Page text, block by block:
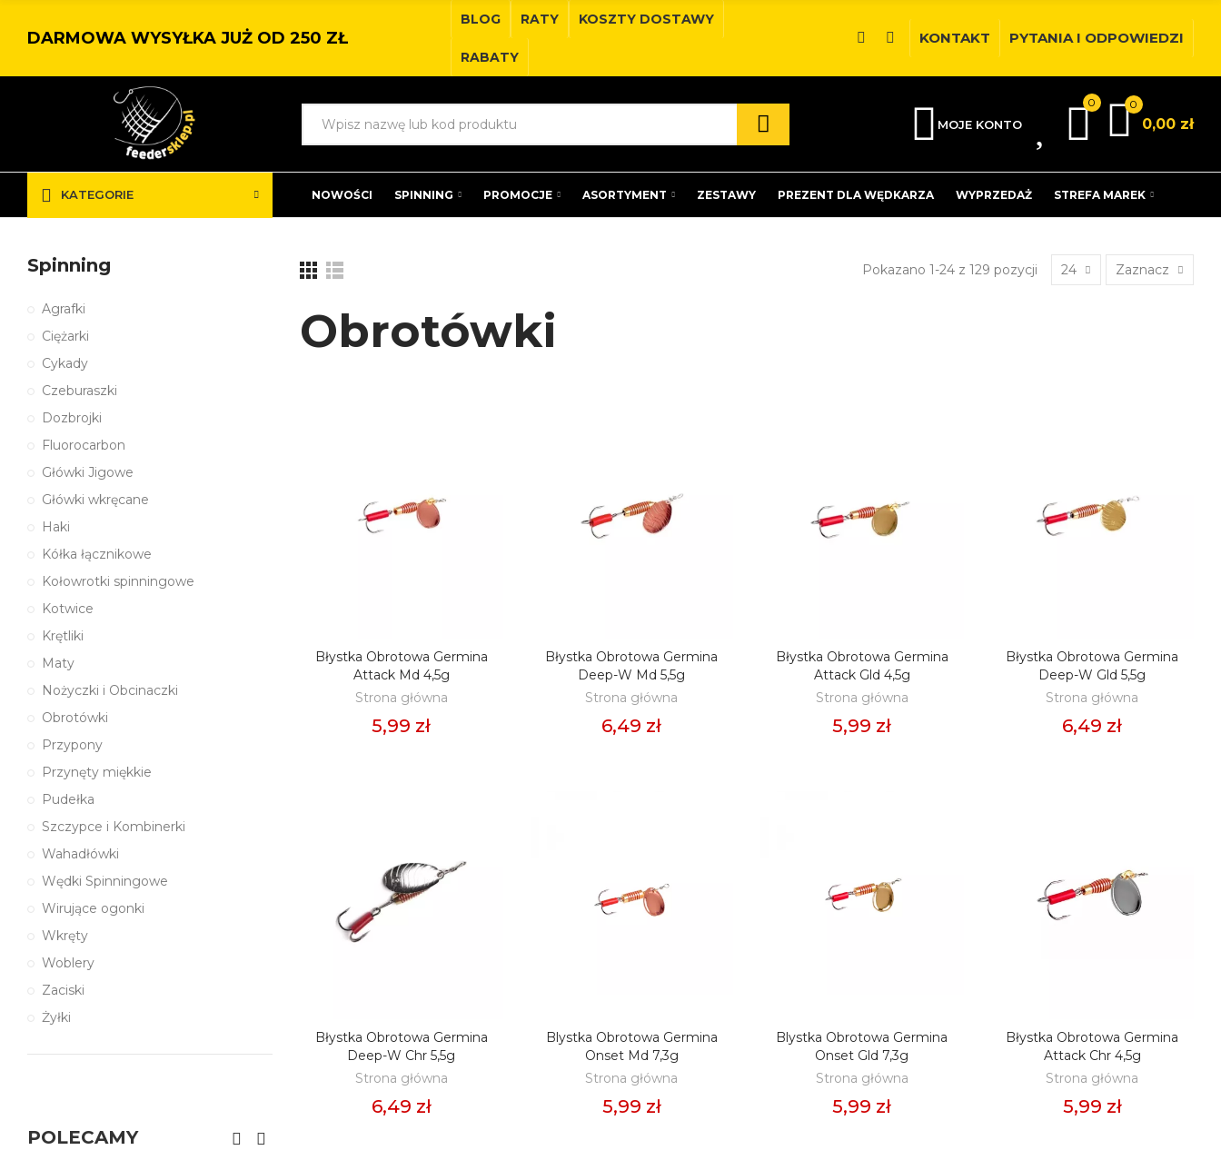
DARMOWA WYSYŁKA JUŻ OD 250 ZŁ
BLOG RATY KOSZTY DOSTAWY
RABATY
KONTAKT PYTANIA I ODPOWIEDZI
MOJE KONTO
0 0
0,00 zł
KATEGORIE NOWOŚCI SPINNING PROMOCJE ASORTYMENT ZESTAWY PREZENT DLA WĘDKARZA WYPRZEDAŻ STREFA MAREK
Pokazano 1-24 z 129 pozycji 24 Zaznacz
Obrotówki
DODAJ DO KOSZYKA
Błystka Obrotowa Germina
Attack Md 4,5g
Strona główna
5,99 zł
DODAJ DO KOSZYKA
Błystka Obrotowa Germina
Deep-W Md 5,5g
Strona główna
6,49 zł
DODAJ DO KOSZYKA
Błystka Obrotowa Germina
Attack Gld 4,5g
Strona główna
5,99 zł
DODAJ DO KOSZYKA
Błystka Obrotowa Germina
Deep-W Gld 5,5g
Strona główna
6,49 zł
DODAJ DO KOSZYKA
Błystka Obrotowa Germina
Deep-W Chr 5,5g
Strona główna
6,49 zł
DODAJ DO KOSZYKA
Blystka Obrotowa Germina
Onset Md 7,3g
Strona główna
5,99 zł
DODAJ DO KOSZYKA
Blystka Obrotowa Germina
Onset Gld 7,3g
Strona główna
5,99 zł
DODAJ DO KOSZYKA
Błystka Obrotowa Germina
Attack Chr 4,5g
Strona główna
5,99 zł
Spinning
Agrafki
Ciężarki
Cykady
Czeburaszki
Dozbrojki
Fluorocarbon
Główki Jigowe
Główki wkręcane
Haki
Kółka łącznikowe
Kołowrotki spinningowe
Kotwice
Krętliki
Maty
Nożyczki i Obcinaczki
Obrotówki
Przypony
Przynęty miękkie
Pudełka
Szczypce i Kombinerki
Wahadłówki
Wędki Spinningowe
Wirujące ogonki
Wkręty
Woblery
Zaciski
Żyłki
POLECAMY